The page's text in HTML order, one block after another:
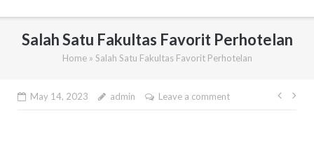
Salah Satu Fakultas Favorit Perhotelan
Home» Salah Satu Fakultas Favorit Perhotelan
May 14, 2023 admin Leave a comment
Post